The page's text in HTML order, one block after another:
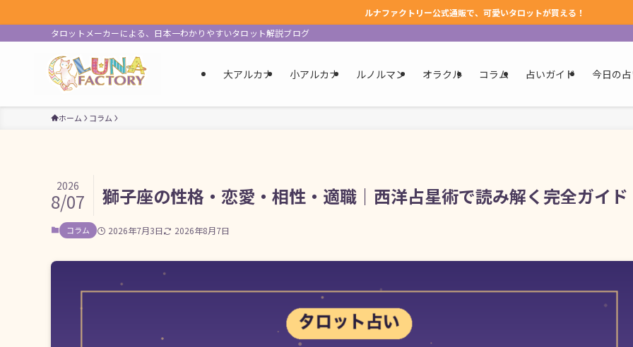
ルナファクトリー公式通販で、可愛いタロットが買える！
タロットメーカーによる、日本一わかりやすいタロット解説ブログ
大アルカナ 小アルカナ ルノルマン オラクル コラム 占いガイド 今日の
ホーム コラム
獅子座の性格・恋愛・相性・適職｜西洋占星術で読み解く完全ガイド
2026
8/07
コラム 2026年7月3日 2026年8月7日